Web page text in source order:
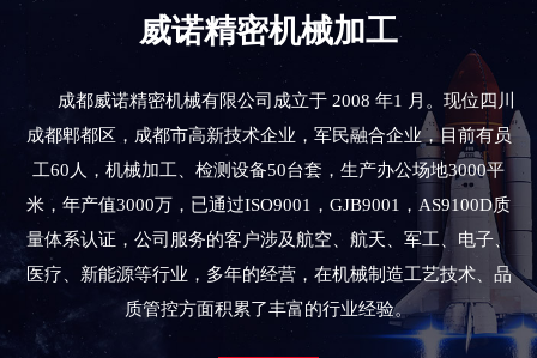
威诺精密机械加工
成都威诺精密机械有限公司成立于 2008 年1 月。现位四川
成都郫都区，成都市高新技术企业，军民融合企业，目前有员
工60人，机械加工、检测设备50台套，生产办公场地3000平
米，年产值3000万，已通过ISO9001，GJB9001，AS9100D质
量体系认证，公司服务的客户涉及航空、航天、军工、电子、
医疗、新能源等行业，多年的经营，在机械制造工艺技术、品
质管控方面积累了丰富的行业经验。